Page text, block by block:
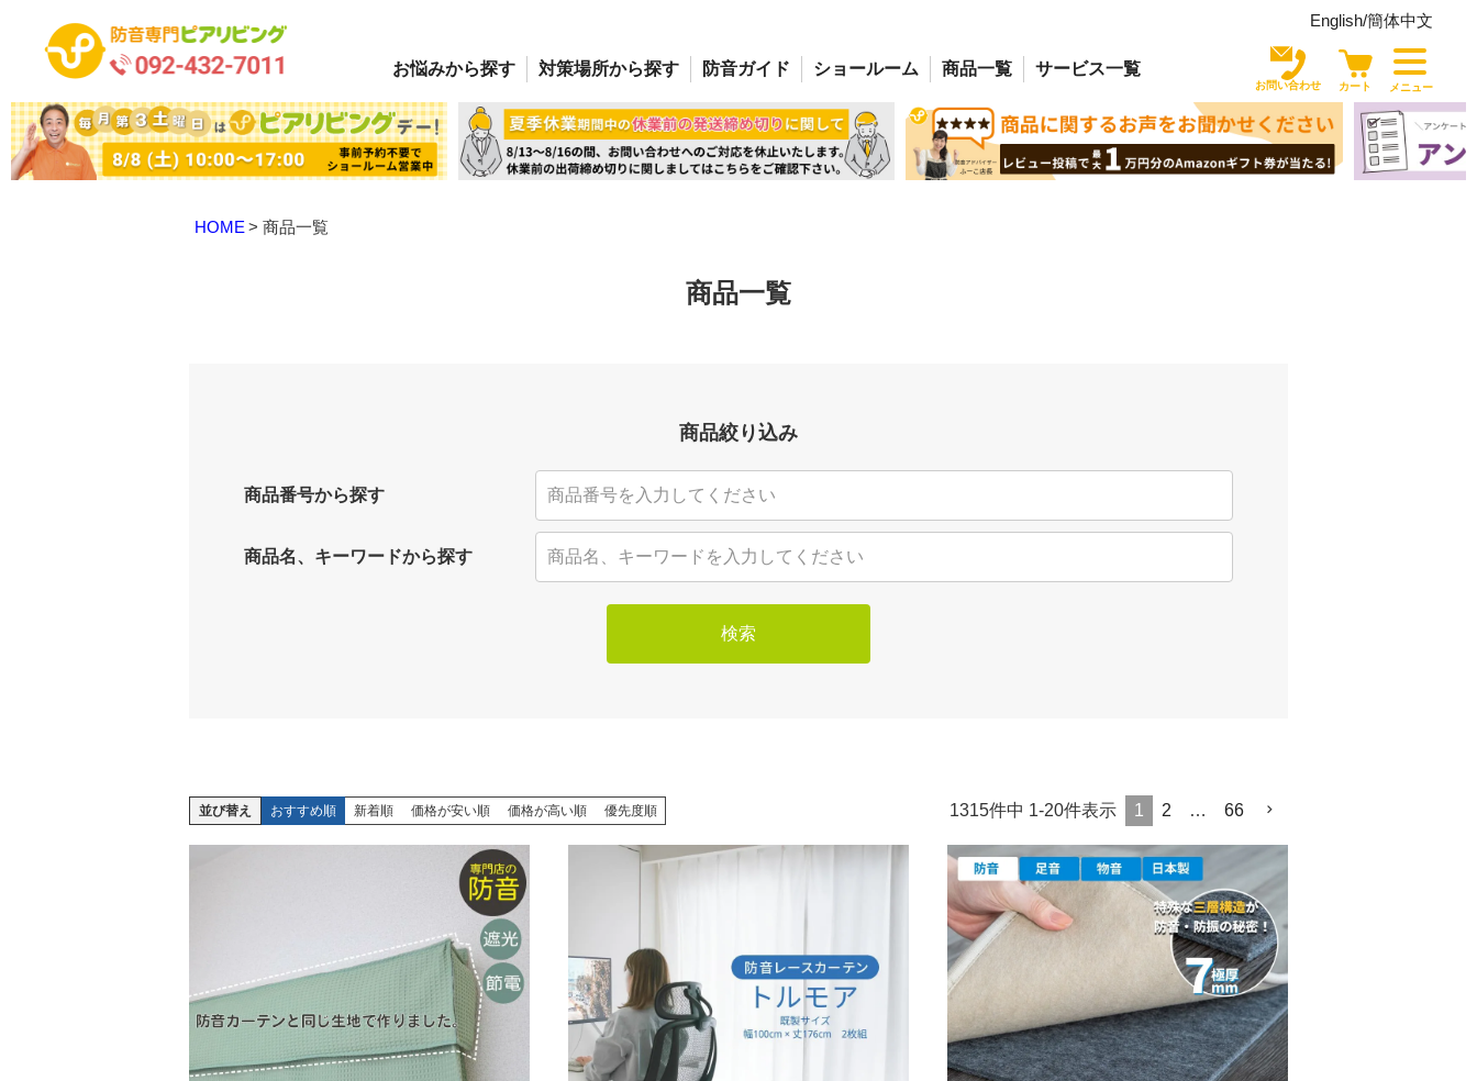
English/簡体中文
お悩みから探す 対策場所から探す 防音ガイド ショールーム 商品一覧 サービス一覧
お問い合わせ カート メニュー
HOME 商品一覧
商品一覧
商品絞り込み
商品番号から探す
商品名、キーワードから探す
検索
並び替え おすすめ順 新着順 価格が安い順 価格が高い順 優先度順 1315件中 1-20件表示 1 2 … 66